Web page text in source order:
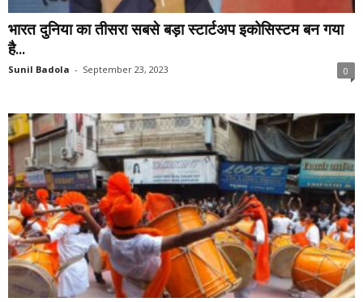
भारत दुनिया का तीसरा सबसे बड़ा स्टार्टअप इकोसिस्टम बन गया
है...
Sunil Badola - September 23, 2023 0